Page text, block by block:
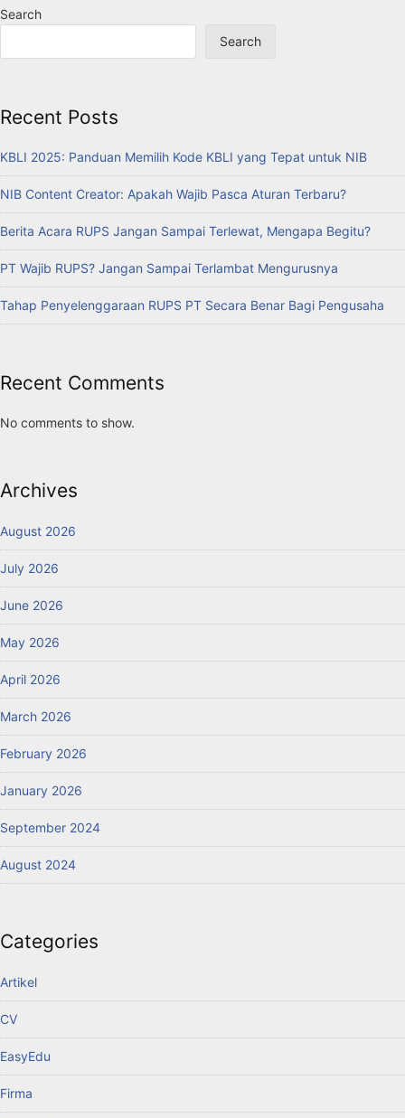
Search
Search
Recent Posts
KBLI 2025: Panduan Memilih Kode KBLI yang Tepat untuk NIB
NIB Content Creator: Apakah Wajib Pasca Aturan Terbaru?
Berita Acara RUPS Jangan Sampai Terlewat, Mengapa Begitu?
PT Wajib RUPS? Jangan Sampai Terlambat Mengurusnya
Tahap Penyelenggaraan RUPS PT Secara Benar Bagi Pengusaha
Recent Comments
No comments to show.
Archives
August 2026
July 2026
June 2026
May 2026
April 2026
March 2026
February 2026
January 2026
September 2024
August 2024
Categories
Artikel
CV
EasyEdu
Firma